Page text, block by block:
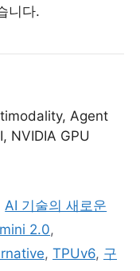
니다.
Agent
NVIDIA GPU
AI 기술의 새로운
2.0,
, TPUv6, 구